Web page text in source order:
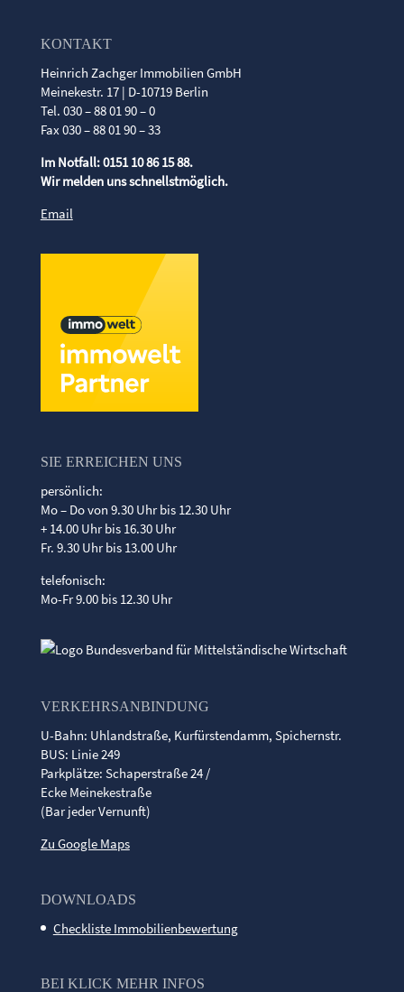
KONTAKT
Heinrich Zachger Immobilien GmbH
Meinekestr. 17 | D-10719 Berlin
Tel. 030 – 88 01 90 – 0
Fax 030 – 88 01 90 – 33
Im Notfall: 0151 10 86 15 88.
Wir melden uns schnellstmöglich.
Email
SIE ERREICHEN UNS
persönlich:
Mo – Do von 9.30 Uhr bis 12.30 Uhr
+ 14.00 Uhr bis 16.30 Uhr
Fr. 9.30 Uhr bis 13.00 Uhr
telefonisch:
Mo-Fr 9.00 bis 12.30 Uhr
VERKEHRSANBINDUNG
U-Bahn: Uhlandstraße, Kurfürstendamm, Spichernstr.
BUS: Linie 249
Parkplätze: Schaperstraße 24 /
Ecke Meinekestraße
(Bar jeder Vernunft)
Zu Google Maps
DOWNLOADS
Checkliste Immobilienbewertung
BEI KLICK MEHR INFOS